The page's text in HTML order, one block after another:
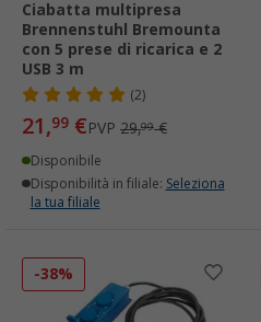
Ciabatta multipresa
Brennenstuhl Bremounta
con 5 prese di ricarica e 2
USB 3 m
(2)
21,99 €PVP 29,99€
Disponibile
Disponibilità in filiale: Seleziona
la tua filiale
-38%